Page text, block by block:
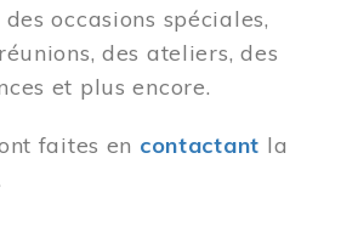
occasions spéciales,
des ateliers, des
et plus encore.
faites en contactant la